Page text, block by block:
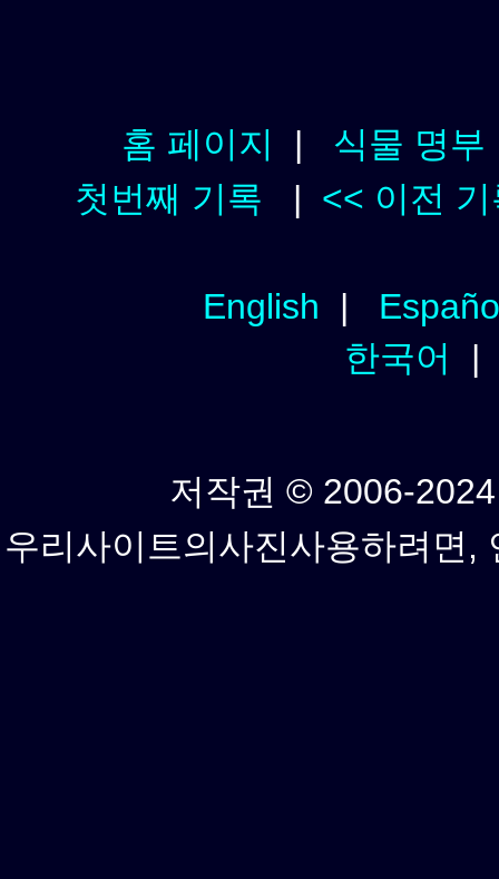
홈 페이지 | 식물 명부
첫번째 기록 | << 이전 기
English |
한국어
저작권 © 2006-
우리사이트의사진사용하려면,